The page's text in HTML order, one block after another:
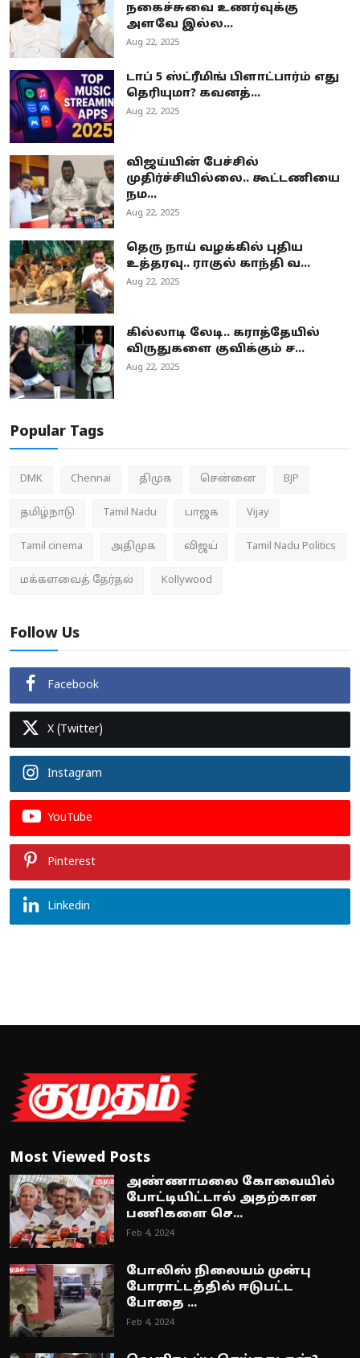
நகைச்சுவை உணர்வுக்கு
அளவே இல்ல...
Aug 22, 2025
டாப் 5 ஸ்ட்ரீமிங் பிளாட்பார்ம் எது
தெரியுமா? கவனத்...
Aug 22, 2025
விஜய்யின் பேச்சில்
முதிர்ச்சியில்லை.. கூட்டணியை
நம...
Aug 22, 2025
தெரு நாய் வழக்கில் புதிய
உத்தரவு.. ராகுல் காந்தி வ...
Aug 22, 2025
கில்லாடி லேடி.. கராத்தேயில்
விருதுகளை குவிக்கும் ச...
Aug 22, 2025
Popular Tags
DMK Chennai திமுக சென்னை BJP
தமிழ்நாடு Tamil Nadu பாஜக Vijay
Tamil cinema அதிமுக விஜய் Tamil Nadu Politics
மக்களவைத் தேர்தல் Kollywood
Follow Us
Facebook
X (Twitter)
Instagram
YouTube
Pinterest
Linkedin
Most Viewed Posts
அண்ணாமலை கோவையில்
போட்டியிட்டால் அதற்கான
பணிகளை செ...
Feb 4, 2024
போலிஸ் நிலையம் முன்பு
போராட்டத்தில் ஈடுபட்ட
போதை ...
Feb 4, 2024